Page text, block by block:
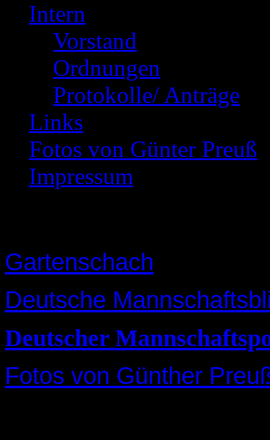
Intern
Vorstand
Ordnungen
Protokolle/ Anträge
Links
Fotos von Günter Preuß
Impressum
Gartenschach
Deutsche
Deutscher
Fotos von Günther